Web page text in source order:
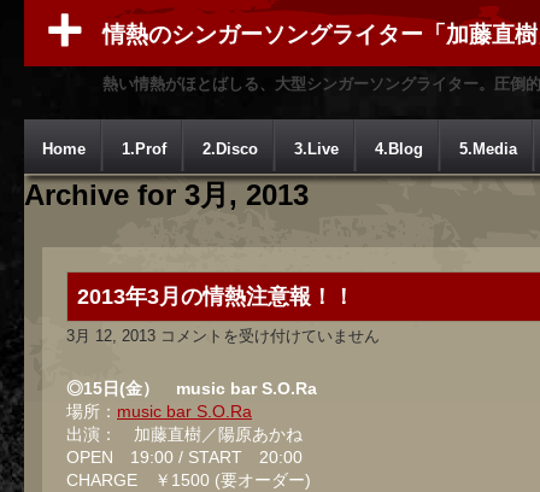
情熱のシンガーソングライター「加藤直
熱い情熱がほとばしる、大型シンガーソングライター。圧倒
Home 1.Prof 2.Disco 3.Live 4.Blog 5.Media
Archive for 3月, 2013
2013年3月の情熱注意報！！
3月 12, 2013 2013
情
熱
注
意
報！！
コメントを受け付けていません
◎15日(金） music bar S.O.Ra
場所： music bar S.O.Ra
出演： 加藤直樹／陽原あかね
OPEN 19:00 / START 20:00
CHARGE ￥1500 (要オーダー)